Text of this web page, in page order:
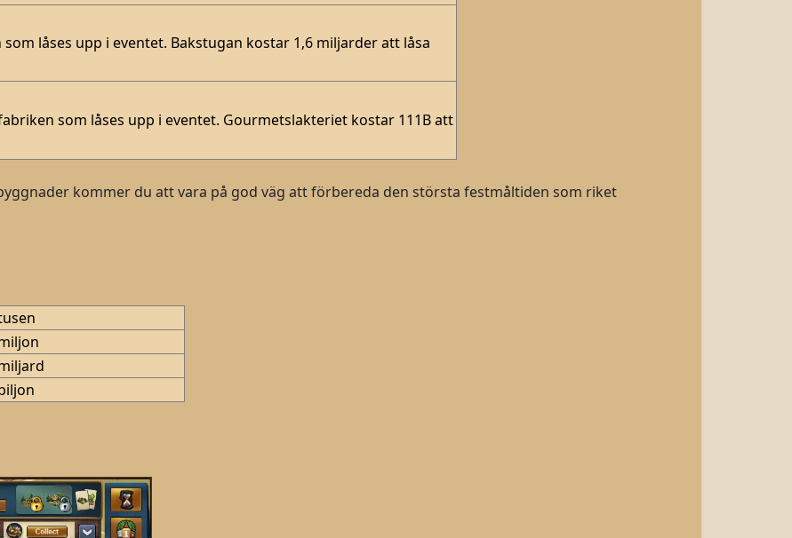
låses upp i eventet. Bakstugan kostar 1,6 miljarder att låsa
som låses upp i eventet. Gourmetslakteriet kostar 111B att
kommer du att vara på god väg att förbereda den största festmåltiden som riket